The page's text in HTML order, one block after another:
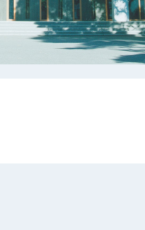
会
ついて
sful-full」